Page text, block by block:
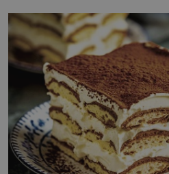
krutý. Jeho činy budí hrůzu